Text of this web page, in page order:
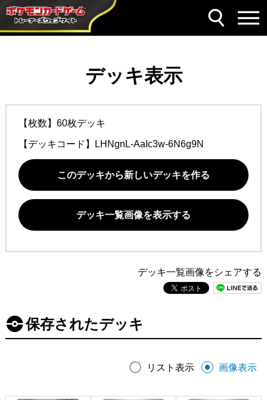
デッキ表示
【枚数】60枚デッキ
【デッキコード】 LHNgnL-AaIc3w-6N6g9N
このデッキから新しいデッキを作る
デッキ一覧画像を表示する
デッキ一覧画像をシェアする
保存されたデッキ
リスト表示 画像表示